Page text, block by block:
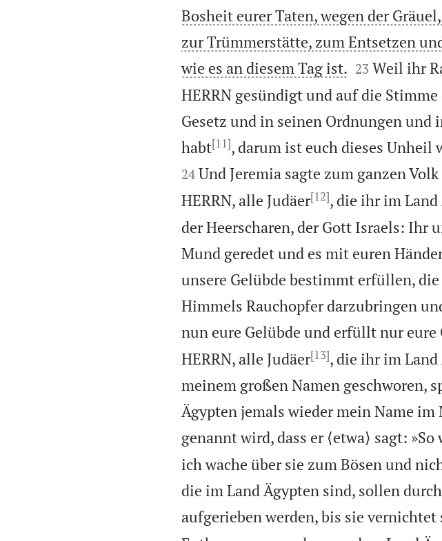
Bosheit eurer Taten, wegen der
zur Trümmerstätte, zum Entsetzen
wie es an diesem Tag ist.
23 Weil ihr
HERRN gesündigt und auf die
Gesetz und in seinen Ordnungen
habt[11], darum ist euch dieses Unheil
24 Und Jeremia sagte zum ganzen
HERRN, alle Judäer[12], die ihr im
der Heerscharen, der Gott Israels: Ihr
Mund geredet und es mit euren
unsere Gelübde bestimmt erfüllen,
Himmels Rauchopfer darzubringen
nun eure Gelübde und erfüllt nur eure
HERRN, alle Judäer[13], die ihr im
meinem großen Namen geschworen,
Ägypten jemals wieder mein Name
genannt wird, dass er ⟨etwa⟩ sagt:
ich wache über sie zum Bösen und
die im Land Ägypten sind, sollen
aufgerieben werden, bis sie vernichtet